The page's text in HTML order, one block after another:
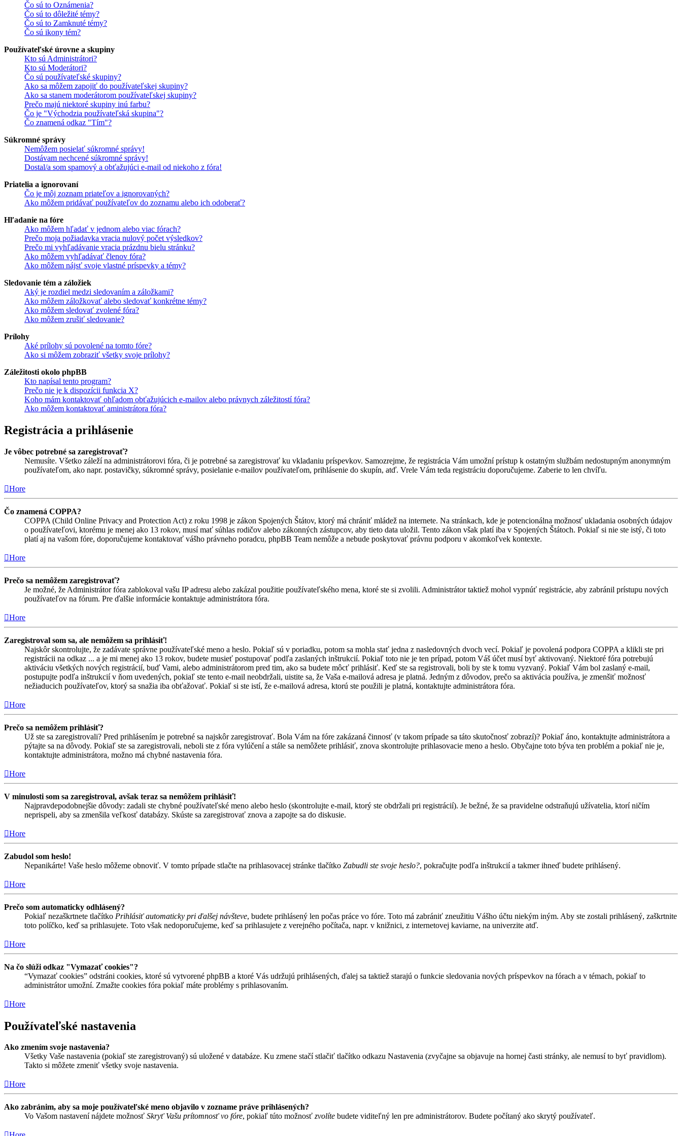
Čo sú to Oznámenia?
Čo sú to dôležité témy?
Čo sú to Zamknuté témy?
Čo sú ikony tém?
Používateľské úrovne a skupiny
Kto sú Administrátori?
Kto sú Moderátori?
Čo sú používateľské skupiny?
Ako sa môžem zapojiť do používateľskej skupiny?
Ako sa stanem moderátorom používateľskej skupiny?
Prečo majú niektoré skupiny inú farbu?
Čo je "Východzia používateľská skupina"?
Čo znamená odkaz "Tím"?
Súkromné správy
Nemôžem posielať súkromné správy!
Dostávam nechcené súkromné správy!
Dostal/a som spamový a obťažujúci e-mail od niekoho z fóra!
Priatelia a ignorovaní
Čo je môj zoznam priateľov a ignorovaných?
Ako môžem pridávať používateľov do zoznamu alebo ich odoberať?
Hľadanie na fóre
Ako môžem hľadať v jednom alebo viac fórach?
Prečo moja požiadavka vracia nulový počet výsledkov?
Prečo mi vyhľadávanie vracia prázdnu bielu stránku?
Ako môžem vyhľadávať členov fóra?
Ako môžem nájsť svoje vlastné príspevky a témy?
Sledovanie tém a záložiek
Aký je rozdiel medzi sledovaním a záložkami?
Ako môžem záložkovať alebo sledovať konkrétne témy?
Ako môžem sledovať zvolené fóra?
Ako môžem zrušiť sledovanie?
Prílohy
Aké prílohy sú povolené na tomto fóre?
Ako si môžem zobraziť všetky svoje prílohy?
Záležitosti okolo phpBB
Kto napísal tento program?
Prečo nie je k dispozícii funkcia X?
Koho mám kontaktovať ohľadom obťažujúcich e-mailov alebo právnych záležitostí fóra?
Ako môžem kontaktovať aministrátora fóra?
Registrácia a prihlásenie
Je vôbec potrebné sa zaregistrovať?
Nemusíte. Všetko záleží na administrátorovi fóra, či je potrebné sa zaregistrovať ku vkladaniu príspevkov. Samozrejme, že registrácia Vám umožní prístup k ostatným službám nedostupným anonymným
používateľom, ako napr. postavičky, súkromné správy, posielanie e-mailov používateľom, prihlásenie do skupín, atď. Vrele Vám teda registráciu doporučujeme. Zaberie to len chvíľu.
Hore
Čo znamená COPPA?
COPPA (Child Online Privacy and Protection Act) z roku 1998 je zákon Spojených Štátov, ktorý má chrániť mládež na internete. Na stránkach, kde je potencionálna možnosť ukladania osobných údajov
o používateľovi, ktorému je menej ako 13 rokov, musí mať súhlas rodičov alebo zákonných zástupcov, aby tieto data uložil. Tento zákon však platí iba v Spojených Štátoch. Pokiaľ si nie ste istý, či toto
platí aj na vašom fóre, doporučujeme kontaktovať vášho právneho poradcu, phpBB Team nemôže a nebude poskytovať právnu podporu v akomkoľvek kontexte.
Hore
Prečo sa nemôžem zaregistrovať?
Je možné, že Administrátor fóra zablokoval vašu IP adresu alebo zakázal použitie používateľského mena, ktoré ste si zvolili. Administrátor taktiež mohol vypnúť registrácie, aby zabránil prístupu nových
používateľov na fórum. Pre ďalšie informácie kontaktuje administrátora fóra.
Hore
Zaregistroval som sa, ale nemôžem sa prihlásiť!
Najskôr skontrolujte, že zadávate správne používateľské meno a heslo. Pokiaľ sú v poriadku, potom sa mohla stať jedna z nasledovných dvoch vecí. Pokiaľ je povolená podpora COPPA a klikli ste pri
registrácii na odkaz ... a je mi menej ako 13 rokov, budete musieť postupovať podľa zaslaných inštrukcií. Pokiaľ toto nie je ten prípad, potom Váš účet musí byť aktivovaný. Niektoré fóra potrebujú
aktiváciu všetkých nových registrácií, buď Vami, alebo administrátorom pred tim, ako sa budete môcť prihlásiť. Keď ste sa registrovali, boli by ste k tomu vyzvaný. Pokiaľ Vám bol zaslaný e-mail,
postupujte podľa inštrukcií v ňom uvedených, pokiaľ ste tento e-mail neobdržali, uistite sa, že Vaša e-mailová adresa je platná. Jedným z dôvodov, prečo sa aktivácia používa, je zmenšiť možnosť
nežiaducich používateľov, ktorý sa snažia iba obťažovať. Pokiaľ si ste istí, že e-mailová adresa, ktorú ste použili je platná, kontaktujte administrátora fóra.
Hore
Prečo sa nemôžem prihlásiť?
Už ste sa zaregistrovali? Pred prihlásením je potrebné sa najskôr zaregistrovať. Bola Vám na fóre zakázaná činnosť (v takom prípade sa táto skutočnosť zobrazí)? Pokiaľ áno, kontaktujte administrátora a
pýtajte sa na dôvody. Pokiaľ ste sa zaregistrovali, neboli ste z fóra vylúčení a stále sa nemôžete prihlásiť, znova skontrolujte prihlasovacie meno a heslo. Obyčajne toto býva ten problém a pokiaľ nie je,
kontaktujte administrátora, možno má chybné nastavenia fóra.
Hore
V minulosti som sa zaregistroval, avšak teraz sa nemôžem prihlásiť!
Najpravdepodobnejšie dôvody: zadali ste chybné používateľské meno alebo heslo (skontrolujte e-mail, ktorý ste obdržali pri registrácií). Je bežné, že sa pravidelne odstraňujú užívatelia, ktorí ničím
neprispeli, aby sa zmenšila veľkosť databázy. Skúste sa zaregistrovať znova a zapojte sa do diskusie.
Hore
Zabudol som heslo!
Nepanikárte! Vaše heslo môžeme obnoviť. V tomto prípade stlačte na prihlasovacej stránke tlačítko Zabudli ste svoje heslo?, pokračujte podľa inštrukcií a takmer ihneď budete prihlásený.
Hore
Prečo som automaticky odhlásený?
Pokiaľ nezaškrtnete tlačítko Prihlásiť automaticky pri ďalšej návšteve, budete prihlásený len počas práce vo fóre. Toto má zabrániť zneužitiu Vášho účtu niekým iným. Aby ste zostali prihlásený, zaškrtnite
toto políčko, keď sa prihlasujete. Toto však nedoporučujeme, keď sa prihlasujete z verejného počítača, napr. v knižnici, z internetovej kaviarne, na univerzite atď.
Hore
Na čo slúži odkaz "Vymazať cookies"?
“Vymazať cookies” odstráni cookies, ktoré sú vytvorené phpBB a ktoré Vás udržujú prihlásených, ďalej sa taktiež starajú o funkcie sledovania nových príspevkov na fórach a v témach, pokiaľ to
administrátor umožní. Zmažte cookies fóra pokiaľ máte problémy s prihlasovaním.
Hore
Používateľské nastavenia
Ako zmením svoje nastavenia?
Všetky Vaše nastavenia (pokiaľ ste zaregistrovaný) sú uložené v databáze. Ku zmene stačí stlačiť tlačítko odkazu Nastavenia (zvyčajne sa objavuje na hornej časti stránky, ale nemusí to byť pravidlom).
Takto si môžete zmeniť všetky svoje nastavenia.
Hore
Ako zabránim, aby sa moje používateľské meno objavilo v zozname práve prihlásených?
Vo Vašom nastavení nájdete možnosť Skryť Vašu prítomnosť vo fóre, pokiaľ túto možnosť zvolíte budete viditeľný len pre administrátorov. Budete počítaný ako skrytý používateľ.